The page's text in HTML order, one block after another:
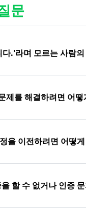
문
.'라며 모르는 사람
제를 해결하려면 어
을 이전하려면 어떻
할 수 없거나 인증